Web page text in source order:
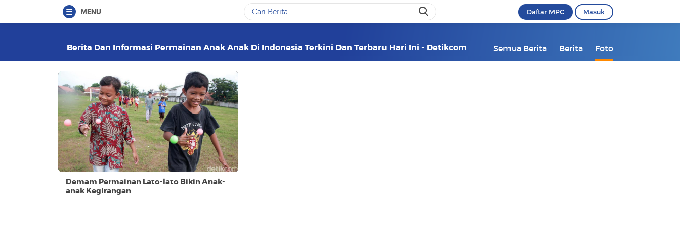
MENU Daftar MPC Masuk
Berita Dan Informasi Permainan Anak Anak Di Indonesia Terkini Dan Terbaru Hari Ini - Detikcom Semua Berita Berita Foto
Demam Permainan Lato-lato Bikin Anak-
anak Kegirangan